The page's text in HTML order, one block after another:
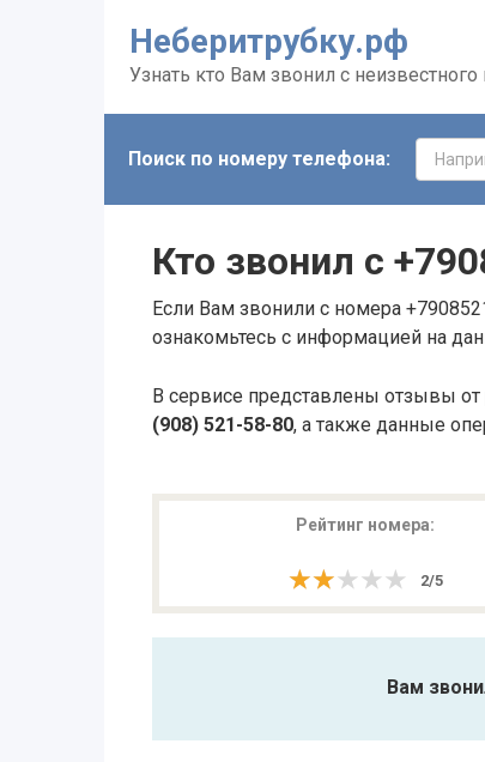
Неберитрубку.рф
Узнать кто Вам звонил с
Поиск по номеру телефона:
Кто звонил с
Если Вам звонили с номера
ознакомьтесь с информацией на
В сервисе представлены отзывы
(908) 521-58-80, а также данные
Рейтинг номера:
★★★★★
★★★★★ 2/5
Вам